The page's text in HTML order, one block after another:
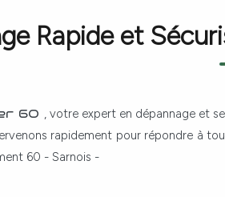
Rapide et
60 , votre expert en dépannage et
rapidement pour répondre à
60 - Sarnois -